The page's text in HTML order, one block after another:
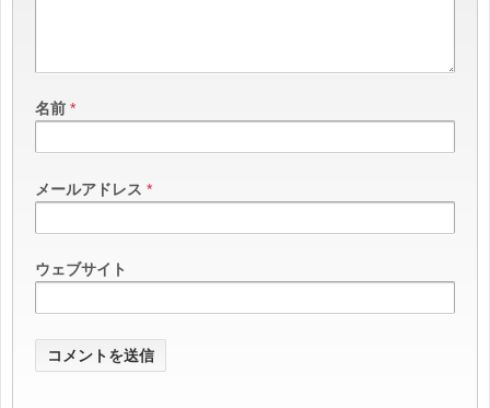
名前 *
メールアドレス *
ウェブサイト